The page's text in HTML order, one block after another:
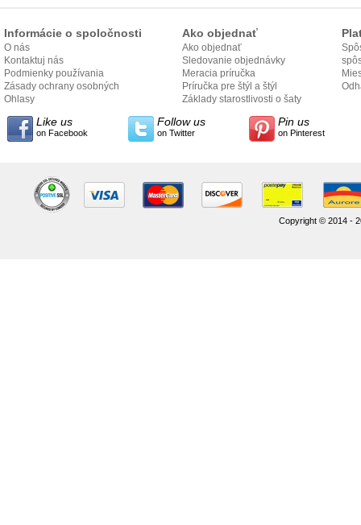
Informácie o spoločnosti
O nás
Kontaktuj nás
Podmienky používania
Zásady ochrany osobných
údajov
Ohlasy
Ako objednať
Ako objednať
Sledovanie objednávky
Meracia príručka
Príručka pre štýl a štýl
Základy starostlivosti o šaty
Like us
on Facebook
Follow us
on Twitter
Pin us
on Pinterest
Copyright © 2014 -